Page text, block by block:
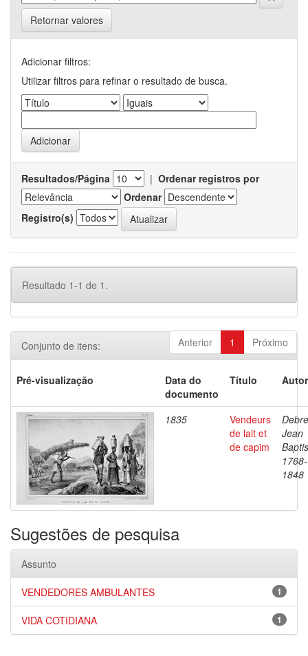
Retornar valores
Adicionar filtros:
Utilizar filtros para refinar o resultado de busca.
Resultados/Página | Ordenar registros por
Ordenar
Registro(s)
Resultado 1-1 de 1.
Anterior 1 Próximo
Conjunto de itens:
Pré-visualização
Data do
documento
Título
1835
Vendeurs
de lait et
de capim
Jean
1768-
1848
Sugestões de pesquisa
Assunto
1
VENDEDORES AMBULANTES
1
VIDA COTIDIANA